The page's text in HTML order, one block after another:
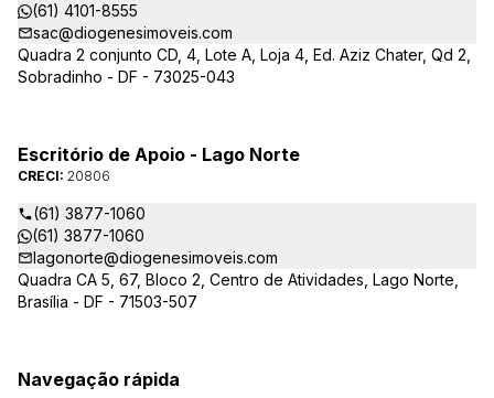
(61) 4101-8555
sac@diogenesimoveis.com
Quadra 2 conjunto CD, 4, Lote A, Loja 4, Ed. Aziz Chater, Qd 2,
Sobradinho - DF - 73025-043
Escritório de Apoio - Lago Norte
CRECI: 20806
(61) 3877-1060
(61) 3877-1060
lagonorte@diogenesimoveis.com
Quadra CA 5, 67, Bloco 2, Centro de Atividades, Lago Norte,
Brasília - DF - 71503-507
Navegação rápida